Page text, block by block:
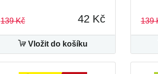
139 Kč 42 Kč
Vložit do košíku
139